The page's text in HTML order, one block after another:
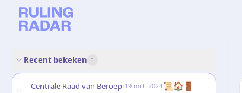
Recent bekeken 1
Centrale Raad van Beroep·19 mrt. 2024📜🏠🚪